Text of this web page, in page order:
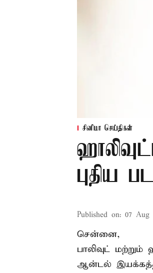
சினிமா செய்திகள்
புதிய
Published on: 07 Aug
சென்னை,
பாலிவுட் மற்றும்
ஆன்டல்